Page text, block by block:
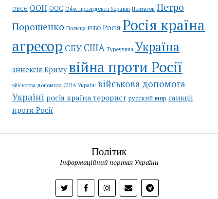
ОБСЄ ООН ООС Офіс президента України Пентагон Петро
Порошенко Польща РНБО Росія Росія країна
агресор СБУ США Туреччина Україна
аннексія Криму війна проти Росії
військова допомога США Україні військова допомога
Україні росія країна терорист русский мир санкціі
проти Росії
Політик
Інформаційний портал України